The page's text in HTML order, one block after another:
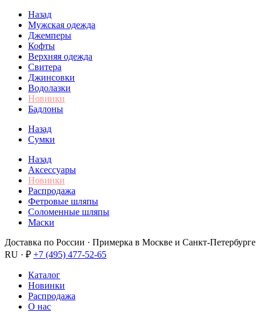
Назад
Мужская одежда
Джемперы
Кофты
Верхняя одежда
Свитера
Джинсовки
Водолазки
Новинки
Бадлоны
Назад
Сумки
Назад
Аксессуары
Новинки
Распродажа
Фетровые шляпы
Соломенные шляпы
Маски
Доставка по России · Примерка в Москве и Санкт-Петербурге
RU · ₽ +7 (495) 477-52-65
Каталог
Новинки
Распродажа
О нас